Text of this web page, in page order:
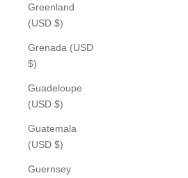
Greenland
(USD $)
Grenada (USD
$)
Guadeloupe
(USD $)
Guatemala
(USD $)
Guernsey